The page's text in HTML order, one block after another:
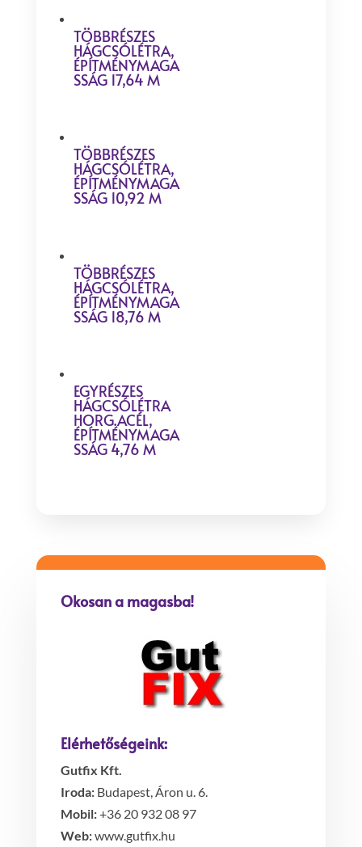
TÖBBRÉSZES
HÁGCSÓLÉTRA,
ÉPÍTMÉNYMAGA
SSÁG 17,64 M
TÖBBRÉSZES
HÁGCSÓLÉTRA,
ÉPÍTMÉNYMAGA
SSÁG 10,92 M
TÖBBRÉSZES
HÁGCSÓLÉTRA,
ÉPÍTMÉNYMAGA
SSÁG 18,76 M
EGYRÉSZES
HÁGCSÓLÉTRA
HORG.ACÉL,
ÉPÍTMÉNYMAGA
SSÁG 4,76 M
Okosan a magasba!
Elérhetőségeink:
Gutfix Kft.
Iroda:Budapest, Áron u. 6.
Mobil:+36 20 932 08 97
Web:www.gutfix.hu